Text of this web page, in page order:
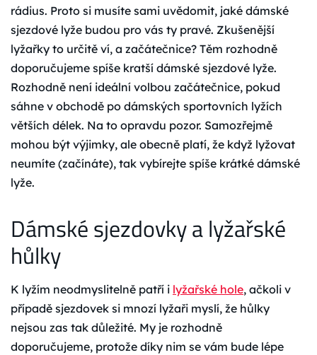
rádius. Proto si musíte sami uvědomit, jaké dámské
sjezdové lyže budou pro vás ty pravé. Zkušenější
lyžařky to určitě ví, a začátečnice? Těm rozhodně
doporučujeme spíše kratší dámské sjezdové lyže.
Rozhodně není ideální volbou začátečnice, pokud
sáhne v obchodě po dámských sportovních lyžích
větších délek. Na to opravdu pozor. Samozřejmě
mohou být výjimky, ale obecně platí, že když lyžovat
neumíte (začínáte), tak vybírejte spíše krátké dámské
lyže.
Dámské sjezdovky a lyžařské
hůlky
K lyžím neodmyslitelně patří i lyžařské hole, ačkoli v
případě sjezdovek si mnozí lyžaři myslí, že hůlky
nejsou zas tak důležité. My je rozhodně
doporučujeme, protože díky nim se vám bude lépe